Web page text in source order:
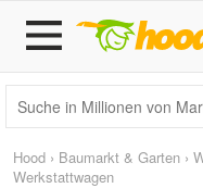
Hood › Baumarkt & Garten ›
Werkstattwagen